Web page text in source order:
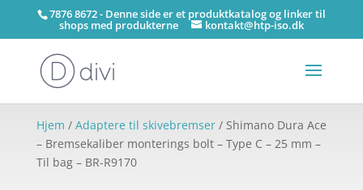
7876 8672 - Denne side er et produktkatalog og linker til
shops med produkterne kontakt@htp-iso.dk
Hjem / Adaptere til skivebremser/ Shimano Dura Ace
– Bremsekaliber monterings bolt – Type C – 25 mm –
Til bag – BR-R9170